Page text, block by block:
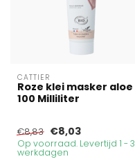
CATTIER
Roze klei masker aloe
100 Milliliter
€8,83 €8,03
Op voorraad. Levertijd 1 - 3
werkdagen